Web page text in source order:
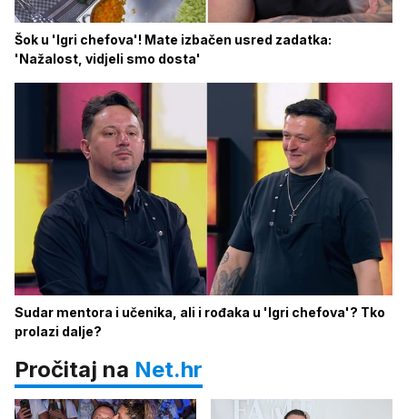
Šok u 'Igri chefova'! Mate izbačen usred zadatka:
'Nažalost, vidjeli smo dosta'
Sudar mentora i učenika, ali i rođaka u 'Igri chefova'? Tko
prolazi dalje?
Pročitaj na Net.hr